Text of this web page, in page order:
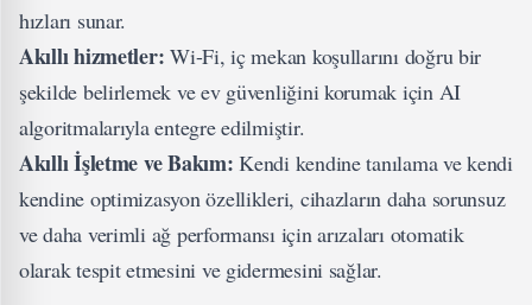
hızları sunar.
Akıllı hizmetler:Wi-Fi, iç mekan koşullarını doğru bir
şekilde belirlemek ve ev güvenliğini korumak için AI
algoritmalarıyla entegre edilmiştir.
Akıllı İşletme ve Bakım:Kendi kendine tanılama ve kendi
kendine optimizasyon özellikleri, cihazların daha sorunsuz
ve daha verimli ağ performansı için arızaları otomatik
olarak tespit etmesini ve gidermesini sağlar.